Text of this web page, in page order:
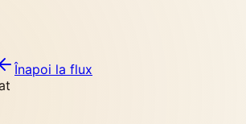
Înapoi la flux